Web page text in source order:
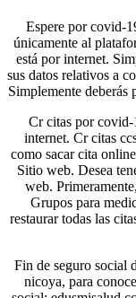
Espere por covid-
únicamente al
está por internet.
sus datos relativos a
Simplemente deberás
Cr citas por covid-
internet. Cr citas
como sacar cita
Sitio web. Desea
web.
Grupos para
restaurar todas las
Fin de seguro social
nicoya, para